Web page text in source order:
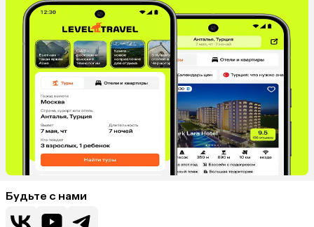
Будьте с нами